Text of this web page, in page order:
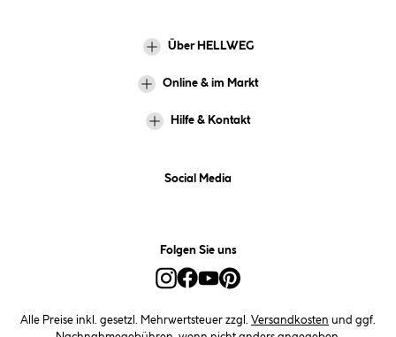
Über HELLWEG
Online & im Markt
Hilfe & Kontakt
Social Media
Folgen Sie uns
Alle Preise inkl. gesetzl. Mehrwertsteuer zzgl. Versandkosten und ggf.